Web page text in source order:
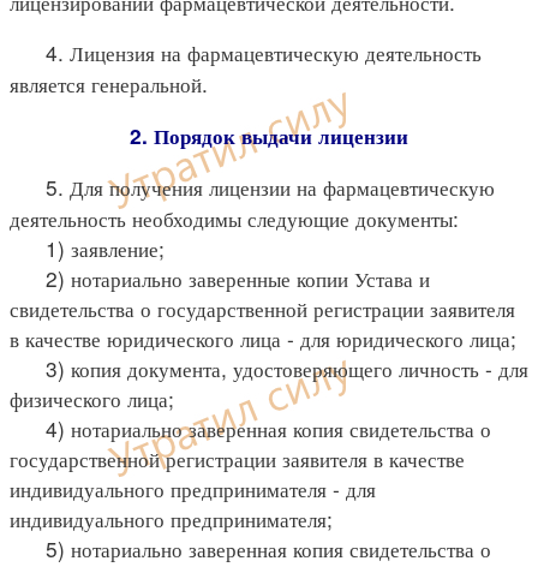
4. Лицензия на фармацевтическую деятельность
является генеральной.
2. Порядок выдачи лицензии
5. Для получения лицензии на фармацевтическую
деятельность необходимы следующие документы:
1) заявление;
2) нотариально заверенные копии Устава и
свидетельства о государственной регистрации заявителя
в качестве юридического лица - для юридического лица;
3) копия документа, удостоверяющего личность - для
физического лица;
4) нотариально заверенная копия свидетельства о
государственной регистрации заявителя в качестве
индивидуального предпринимателя - для
индивидуального предпринимателя;
5) нотариально заверенная копия свидетельства о